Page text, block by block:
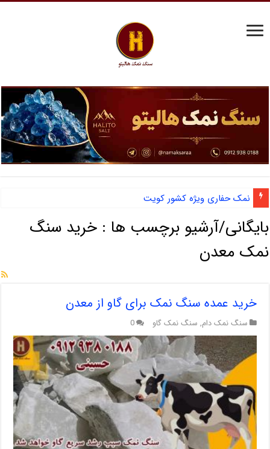
نمک حفاری ویژه کشور کویت
بایگانی/آرشیو برچسب ها : خرید سنگ
نمک معدن
خرید عمده سنگ نمک برای گاو از معدن
سنگ نمک دام, سنگ نمک گاو 0